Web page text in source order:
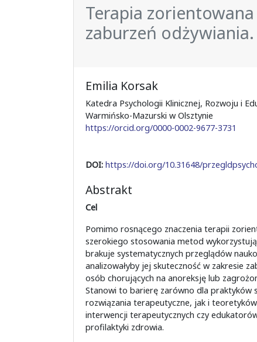
Terapia
zaburzeń
Emilia Korsak
Katedra Psychologii Klinicznej, Rozwoju i
Warmińsko-Mazurski w Olsztynie
https://orcid.org/0000-0002-9677-3731
DOI: https://doi.org/10.31648/
Abstrakt
Cel
Pomimo rosnącego znaczenia terapii
szerokiego stosowania metod
brakuje systematycznych przeglądów
analizowałyby jej skuteczność w zakresie
osób chorujących na anoreksję lub
Stanowi to barierę zarówno dla praktyków
rozwiązania terapeutyczne, jak i
interwencji terapeutycznych czy
profilaktyki zdrowia.